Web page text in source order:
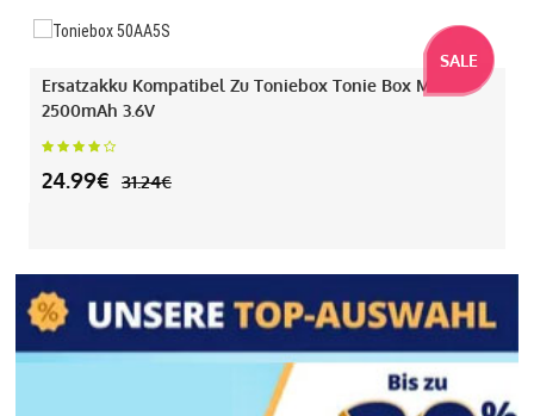
SALE
Ersatzakku Kompatibel Zu Toniebox Tonie Box Mit
2500mAh 3.6V
24.99€ 31.24€